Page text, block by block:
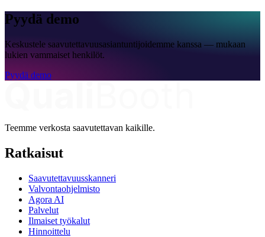
Pyydä demo
Keskustele saavutettavuusasiantuntijoidemme kanssa — mukaan
lukien vammaiset henkilöt.
Pyydä demo
Teemme verkosta saavutettavan kaikille.
Ratkaisut
Saavutettavuusskanneri
Valvontaohjelmisto
Agora AI
Palvelut
Ilmaiset työkalut
Hinnoittelu